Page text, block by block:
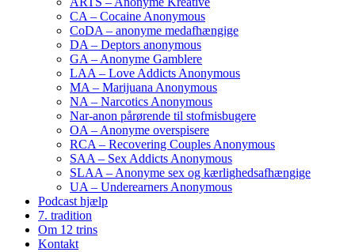
CA – Cocaine Anonymous
CoDA – anonyme medafhængige
DA – Deptors anonymous
GA – Anonyme Gamblere
LAA – Love Addicts Anonymous
MA – Marijuana Anonymous
NA – Narcotics Anonymous
Nar-anon pårørende til stofmisbugere
OA – Anonyme overspisere
RCA – Recovering Couples Anonymous
SAA – Sex Addicts Anonymous
SLAA – Anonyme sex og kærlighedsafhængige
UA – Underearners Anonymous
Podcast hjælp
7. tradition
Om 12 trins
Kontakt